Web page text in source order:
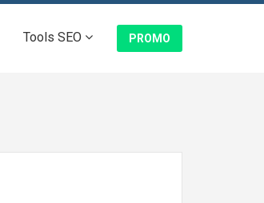
PROMO
Tools SEO